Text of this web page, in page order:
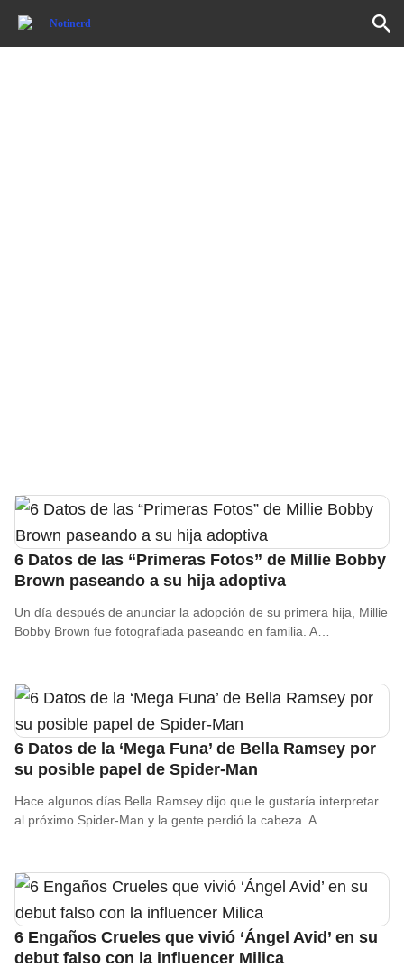
6 Datos de las “Primeras Fotos” de Millie Bobby
Brown paseando a su hija adoptiva
Un día después de anunciar la adopción de su primera hija, Millie
Bobby Brown fue fotografiada paseando en familia. A…
6 Datos de la ‘Mega Funa’ de Bella Ramsey por
su posible papel de Spider-Man
Hace algunos días Bella Ramsey dijo que le gustaría interpretar
al próximo Spider-Man y la gente perdió la cabeza. A…
6 Engaños Crueles que vivió ‘Ángel Avid’ en su
debut falso con la influencer Milica